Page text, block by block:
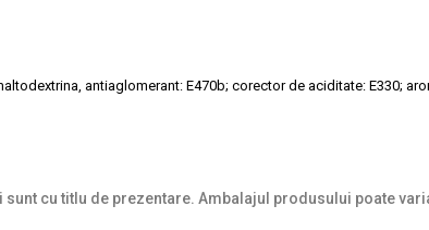
antiaglomerant: E470b; corector de aciditate: E330;
cu titlu de prezentare. Ambalajul produsului poate